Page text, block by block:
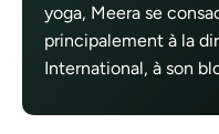
yoga, Meera se
principalement à la
International, à son